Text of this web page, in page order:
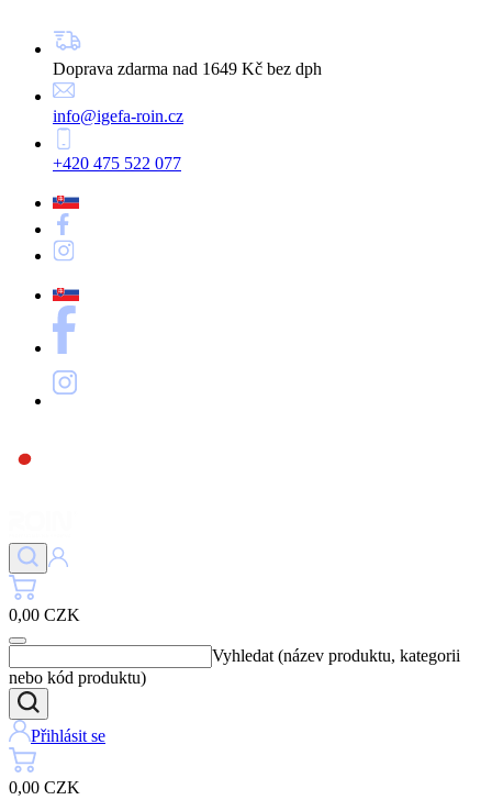
Doprava zdarma nad 1649 Kč bez dph
info@igefa-roin.cz
+420 475 522 077
0,00 CZK
Vyhledat (název produktu, kategorii
nebo kód produktu)
Přihlásit se
0,00 CZK